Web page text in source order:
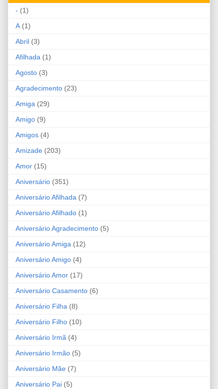
- (1)
A (1)
Abril (3)
Afilhada (1)
Agosto (3)
Agradecimento (23)
Amiga (29)
Amigo (9)
Amigos (4)
Amizade (203)
Amor (15)
Aniversário (351)
Aniversário Afilhada (7)
Aniversário Afilhado (1)
Aniversário Agradecimento (5)
Aniversário Amiga (12)
Aniversário Amigo (4)
Aniversário Amor (17)
Aniversário Casamento (6)
Aniversário Filha (8)
Aniversário Filho (10)
Aniversário Irmã (4)
Aniversário Irmão (5)
Aniversário Mãe (7)
Aniversário Pai (5)